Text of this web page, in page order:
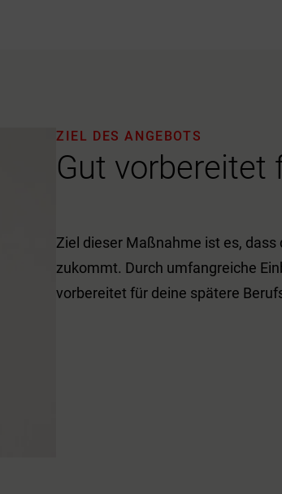
Gut vorbereitet
ZIEL DES ANGEBOTS
Ziel dieser Maßnahme ist es,
zukommt. Durch umfangreiche
vorbereitet für deine spätere